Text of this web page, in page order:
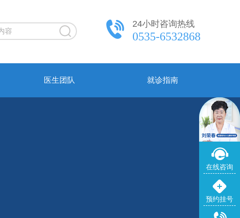
24小时咨询热线
0535-6532868
医生团队 就诊指南
在线咨询
预约挂号